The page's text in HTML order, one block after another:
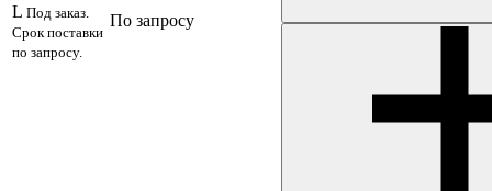
L Под заказ.
Срок поставки
по запросу.
По запросу